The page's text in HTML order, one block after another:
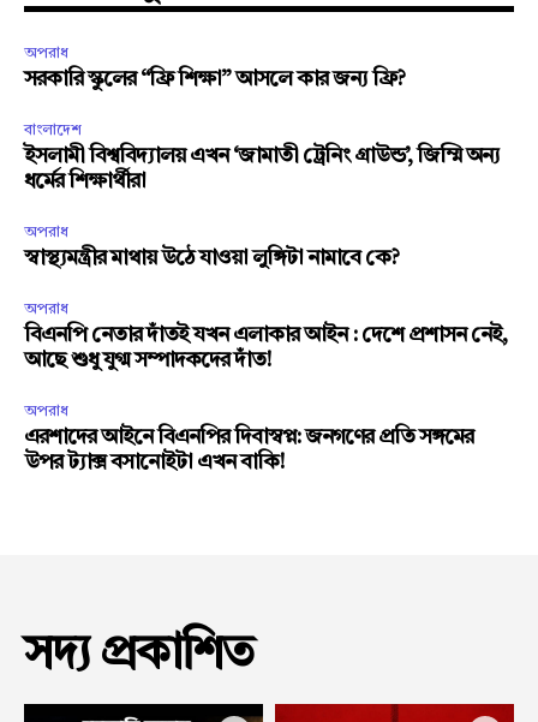
অপরাধ
সরকারি স্কুলের “ফ্রি শিক্ষা” আসলে কার জন্য ফ্রি?
বাংলাদেশ
ইসলামী বিশ্ববিদ্যালয় এখন ‘জামাতী ট্রেনিং গ্রাউন্ড’, জিম্মি অন্য
ধর্মের শিক্ষার্থীরা
অপরাধ
স্বাস্থ্যমন্ত্রীর মাথায় উঠে যাওয়া লুঙ্গিটা নামাবে কে?
অপরাধ
বিএনপি নেতার দাঁতই যখন এলাকার আইন : দেশে প্রশাসন নেই,
আছে শুধু যুগ্ম সম্পাদকদের দাঁত!
অপরাধ
এরশাদের আইনে বিএনপির দিবাস্বপ্ন: জনগণের প্রতি সঙ্গমের
উপর ট্যাক্স বসানোইটা এখন বাকি!
সদ্য প্রকাশিত